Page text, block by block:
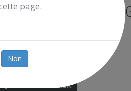
STRAWBERRY HAZE
AJOUTER AU PANIER
page.
Non